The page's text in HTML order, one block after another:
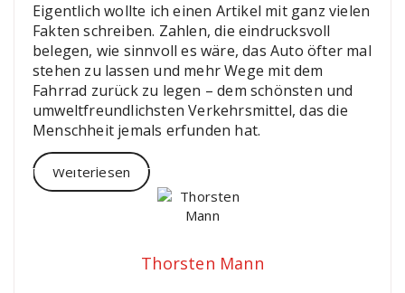
Eigentlich wollte ich einen Artikel mit ganz vielen
Fakten schreiben. Zahlen, die eindrucksvoll
belegen, wie sinnvoll es wäre, das Auto öfter mal
stehen zu lassen und mehr Wege mit dem
Fahrrad zurück zu legen – dem schönsten und
umweltfreundlichsten Verkehrsmittel, das die
Menschheit jemals erfunden hat.
Weiterlesen
Thorsten Mann